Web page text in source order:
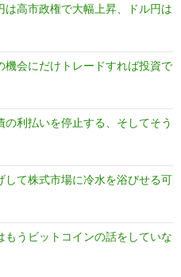
高市政権で大幅上昇、ドル円は
会にだけトレードすれば投資で
利払いを停止する、そしてそう
して株式市場に冷水を浴びせる可
うビットコインの話をしていな